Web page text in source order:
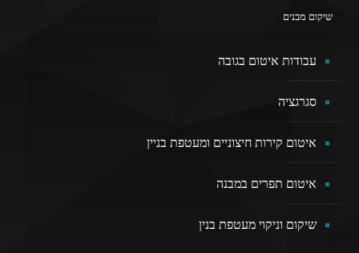
שיקום מבנים
עבודות איטום בגובה
סגרגציה
איטום קירות חיצוניים ומעטפת בניין
איטום תפרים במבנה
שיקום וניקוי מעטפת בנין